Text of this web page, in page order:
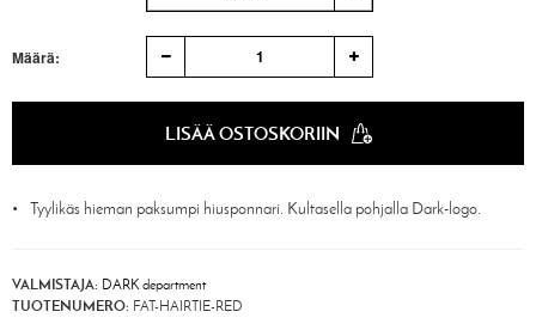
Määrä: 1
LISÄÄ OSTOSKORIIN
Tyylikäs hieman paksumpi hiusponnari. Kultasella pohjalla Dark-logo.
VALMISTAJA: DARK department
TUOTENUMERO: FAT-HAIRTIE-RED